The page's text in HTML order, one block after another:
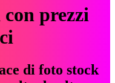
prezzi
di foto stock